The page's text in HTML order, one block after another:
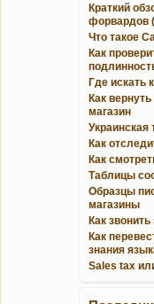
Краткий
Что такое
Как
Где искать
Как
магазин
Украинская
Как
Как
Таблицы
Образцы
магазины
Как
Как
знания
Sales tax